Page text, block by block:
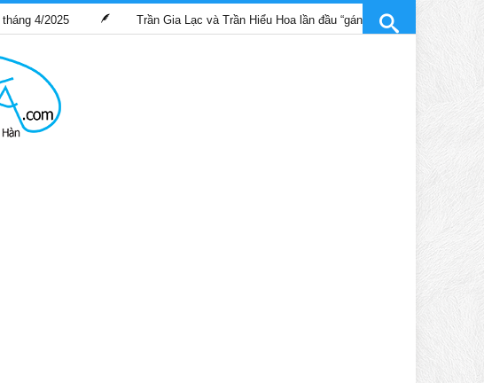
Trần Gia Lạc và Trần Hiểu Hoa lần đầu “gánh” trọng trách vai chính trong phim